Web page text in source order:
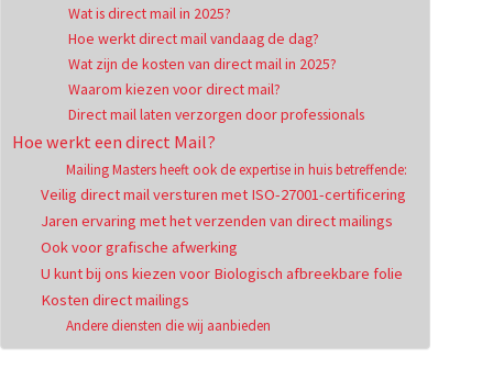
Wat is direct mail in 2025?
Hoe werkt direct mail vandaag de dag?
Wat zijn de kosten van direct mail in 2025?
Waarom kiezen voor direct mail?
Direct mail laten verzorgen door professionals
Hoe werkt een direct Mail?
Mailing Masters heeft ook de expertise in huis betreffende:
Veilig direct mail versturen met ISO-27001-certificering
Jaren ervaring met het verzenden van direct mailings
Ook voor grafische afwerking
U kunt bij ons kiezen voor Biologisch afbreekbare folie
Kosten direct mailings
Andere diensten die wij aanbieden